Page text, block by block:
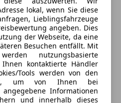
lokal, wenn Sie diese
Lieblingsfahrzeuge
angeben. Dies
der Webseite, da eine
Besuchen entfällt. Mit
nutzungsbasierte
kontaktierte Händler
Tools werden von den
um von Ihnen bei
angegebene Informationen
und innerhalb dieses